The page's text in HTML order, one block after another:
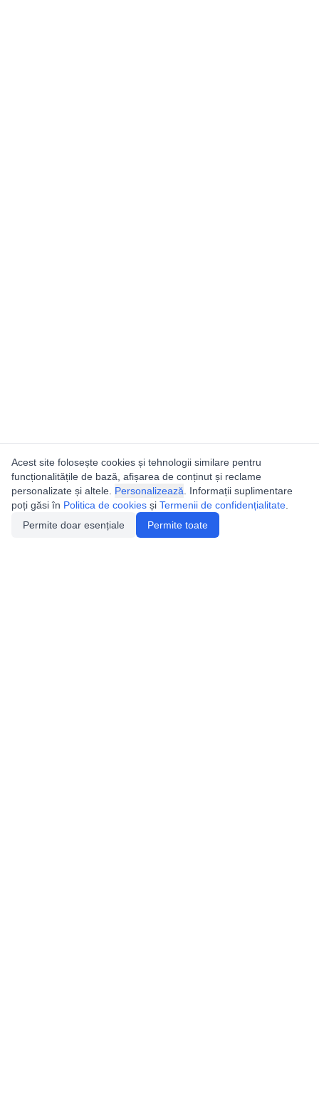
Acest site folosește cookies și tehnologii similare pentru
funcționalitățile de bază, afișarea de conținut și reclame
personalizate și altele. Personalizează . Informații suplimentare
poți găsi în Politica de cookies și Termenii de confidențialitate
Permite doar esențiale
Permite toate